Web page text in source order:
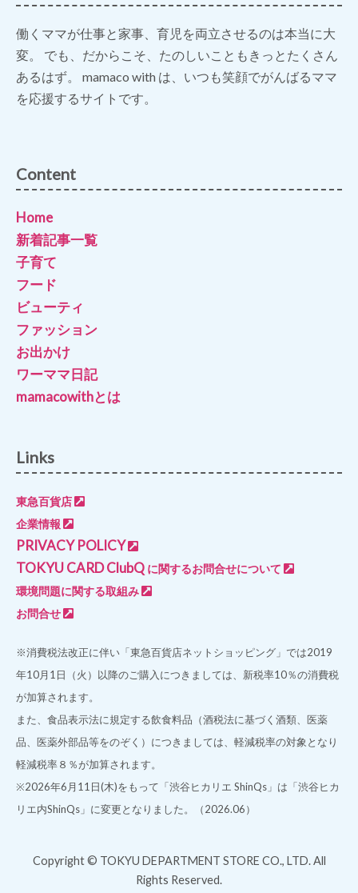
働くママが仕事と家事、育児を両立させるのは本当に大
変。 でも、だからこそ、たのしいこともきっとたくさん
あるはず。 mamaco with は、いつも笑顔でがんばるママ
を応援するサイトです。
Content
Home
新着記事一覧
子育て
フード
ビューティ
ファッション
お出かけ
ワーママ日記
mamacowithとは
Links
東急百貨店
企業情報
PRIVACY POLICY
TOKYU CARD ClubQ に関するお問合せについて
環境問題に関する取組み
お問合せ
※消費税法改正に伴い「東急百貨店ネットショッピング」では2019
年10月1日（火）以降のご購入につきましては、新税率10％の消費税
が加算されます。
また、食品表示法に規定する飲食料品（酒税法に基づく酒類、医薬
品、医薬外部品等をのぞく）につきましては、軽減税率の対象となり
軽減税率８％が加算されます。
※2026年6月11日(木)をもって「渋谷ヒカリエ ShinQs」は「渋谷ヒカ
リエ内ShinQs」に変更となりました。（2026.06）
Copyright © TOKYU DEPARTMENT STORE CO., LTD. All
Rights Reserved.